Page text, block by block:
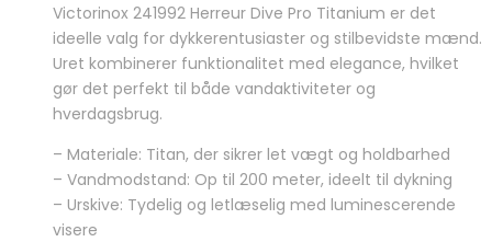
pris
var:
9.199,00 kr..
pris
er:
6.995,00 kr..
Victorinox 241992 Herreur Dive Pro Titanium er det
ideelle valg for dykkerentusiaster og stilbevidste mænd.
Uret kombinerer funktionalitet med elegance, hvilket
gør det perfekt til både vandaktiviteter og
hverdagsbrug.
– Materiale: Titan, der sikrer let vægt og holdbarhed
– Vandmodstand: Op til 200 meter, ideelt til dykning
– Urskive: Tydelig og letlæselig med luminescerende
visere